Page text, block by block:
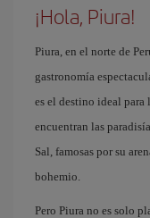
¡Hola, Piura!
Piura, en el norte de
gastronomía
es el destino ideal para
encuentran las
Sal, famosas por su
bohemio.
Pero Piura no es solo